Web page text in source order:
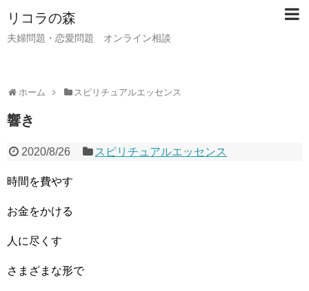
リコラの森
夫婦問題・恋愛問題 オンライン相談
ホーム スピリチュアルエッセンス
響き
2020/8/26 スピリチュアルエッセンス
時間を費やす
お金をかける
人に尽くす
さまざまな形で